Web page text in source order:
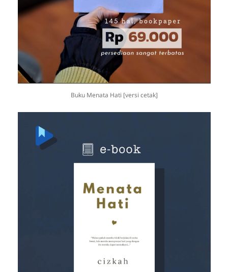
Buku Menata Hati [versi cetak]